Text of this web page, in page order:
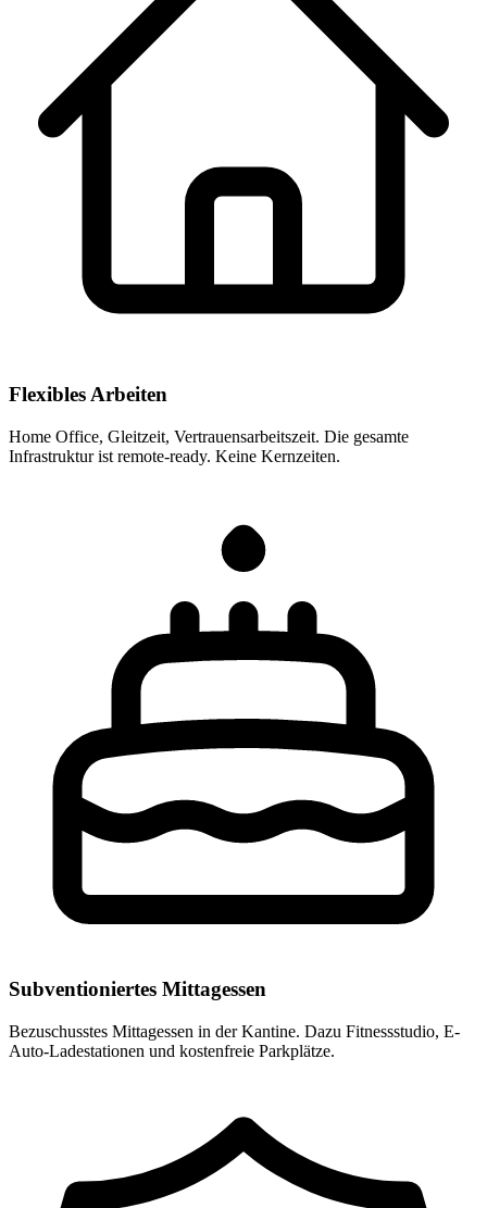
Flexibles Arbeiten
Home Office, Gleitzeit, Vertrauensarbeitszeit. Die gesamte
Infrastruktur ist remote-ready. Keine Kernzeiten.
Subventioniertes Mittagessen
Bezuschusstes Mittagessen in der Kantine. Dazu Fitnessstudio, E-
Auto-Ladestationen und kostenfreie Parkplätze.